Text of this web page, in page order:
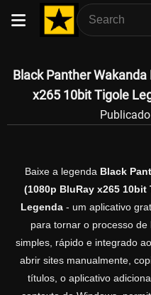
Black Panther
x265 10bit Tigole
Baixe a legenda Black
(1080p BluRay x265 10bit
Legenda - um aplicativo
para tornar o processo
simples, rápido e integrado
abrir sites manualmente,
títulos, o aplicativo